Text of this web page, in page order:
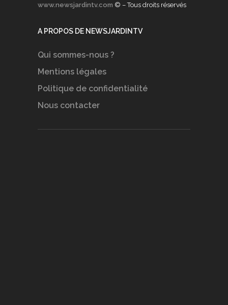
www.newsjardintv.com © – Tous droits réservés
A PROPOS DE NEWSJARDINTV
Qui sommes-nous ?
Mentions légales
Politique de confidentialité
Nous contacter